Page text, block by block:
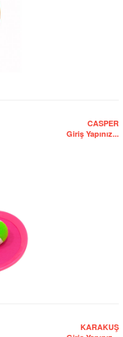
CASPER
Giriş Yapınız...
KARAKUŞ